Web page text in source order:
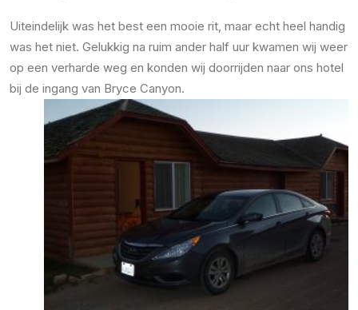
Uiteindelijk was het best een mooie rit, maar echt heel handig
was het niet. Gelukkig na ruim ander half uur kwamen wij weer
op een verharde weg en konden wij doorrijden naar ons hotel
bij de ingang van Bryce Canyon.